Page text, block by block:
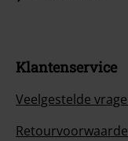
Klantenservice
Veelgestelde